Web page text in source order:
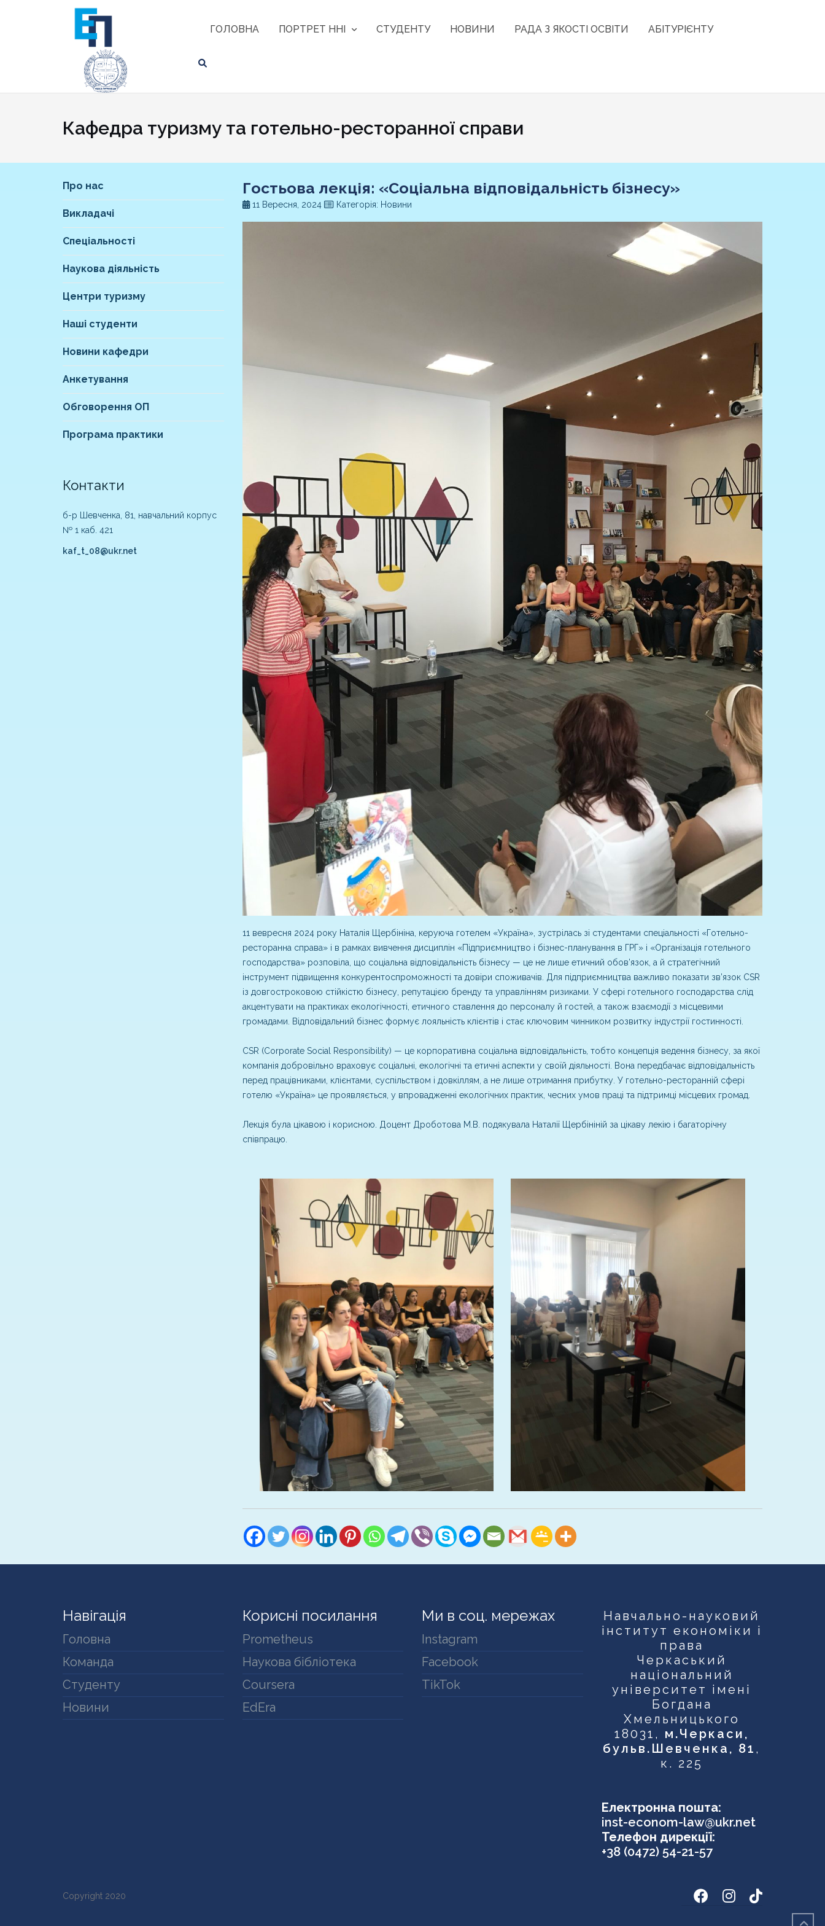
ГОЛОВНА ПОРТРЕТ ННІ СТУДЕНТУ НОВИНИ РАДА З ЯКОСТІ ОСВІТИ АБІТУРІЄНТУ
Кафедра туризму та готельно-ресторанної справи
Про нас
Викладачі
Спеціальності
Наукова діяльність
Центри туризму
Наші студенти
Новини кафедри
Анкетування
Обговорення ОП
Програма практики
Контакти
б-р Шевченка, 81, навчальний корпус
№ 1 каб. 421
kaf_t_08@ukr.net
Гостьова лекція: «Соціальна відповідальність бізнесу»
11 Вересня, 2024 Категорія: Новини
11 вевресня 2024 року Наталія Щербініна, керуюча готелем «Україна», зустрілась зі студентами спеціальності «Готельно-
ресторанна справа» і в рамках вивчення дисциплін «Підприємництво і бізнес-планування в ГРГ» і «Організація готельного
господарства» розповіла, що соціальна відповідальність бізнесу — це не лише етичний обов’язок, а й стратегічний
інструмент підвищення конкурентоспроможності та довіри споживачів. Для підприємництва важливо показати зв’язок CSR
із довгостроковою стійкістю бізнесу, репутацією бренду та управлінням ризиками. У сфері готельного господарства слід
акцентувати на практиках екологічності, етичного ставлення до персоналу й гостей, а також взаємодії з місцевими
громадами. Відповідальний бізнес формує лояльність клієнтів і стає ключовим чинником розвитку індустрії гостинності.
CSR (Corporate Social Responsibility) — це корпоративна соціальна відповідальність, тобто концепція ведення бізнесу, за якої
компанія добровільно враховує соціальні, екологічні та етичні аспекти у своїй діяльності. Вона передбачає відповідальність
перед працівниками, клієнтами, суспільством і довкіллям, а не лише отримання прибутку. У готельно-ресторанній сфері
готелю «Україна» це проявляється, у впровадженні екологічних практик, чесних умов праці та підтримці місцевих громад.
Лекція була цікавою і корисною. Доцент Дроботова М.В. подякувала Наталії Щербініній за цікаву лекію і багаторічну
співпрацю.
Навігація
Головна
Команда
Студенту
Новини
Корисні посилання
Prometheus
Наукова бібліотека
Coursera
EdEra
Ми в соц. мережах
Instagram
Facebook
TikTok
Навчально-науковий
інститут економіки і
права
Черкаський
національний
університет імені
Богдана
Хмельницького
18031, м.Черкаси,
бульв.Шевченка, 81 ,
к. 225
Електронна пошта:
inst-econom-law@ukr.net
Телефон дирекції:
+38 (0472) 54-21-57
Copyright 2020